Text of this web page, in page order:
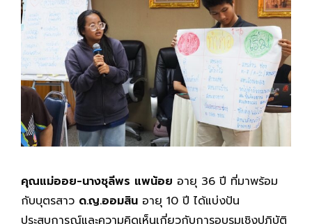
คุณแม่ออย-นางชุลีพร แพน้อย อายุ 36 ปี ที่มาพร้อม
กับบุตรสาว ด.ญ.ออมสิน อายุ 10 ปี ได้แบ่งปัน
ประสบการณ์และความคิดเห็นเกี่ยวกับการอบรมเชิงปฏิบัติ